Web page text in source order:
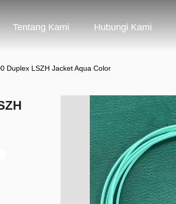
Tentang Kami Hubungi Kami
Duplex LSZH Jacket Aqua Color